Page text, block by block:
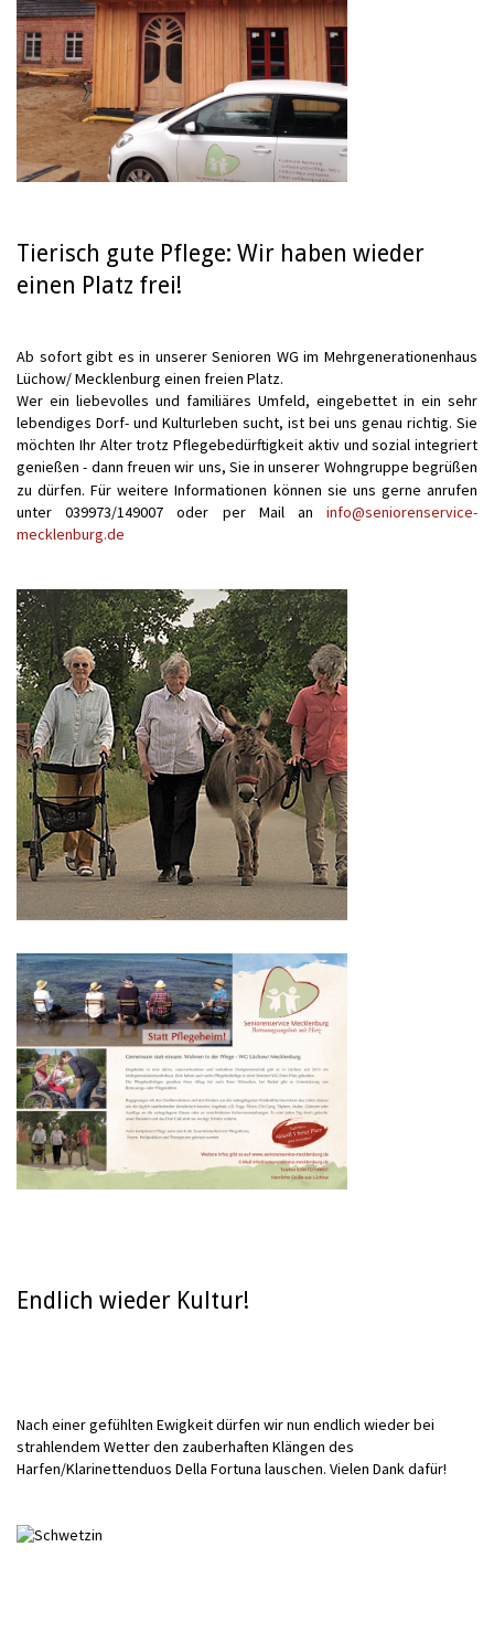
Tierisch gute Pflege: Wir haben wieder
einen Platz frei!
Ab sofort gibt es in unserer Senioren WG im Mehrgenerationenhaus
Lüchow/ Mecklenburg einen freien Platz.
Wer ein liebevolles und familiäres Umfeld, eingebettet in ein sehr
lebendiges Dorf- und Kulturleben sucht, ist bei uns genau richtig. Sie
möchten Ihr Alter trotz Pflegebedürftigkeit aktiv und sozial integriert
genießen - dann freuen wir uns, Sie in unserer Wohngruppe begrüßen
zu dürfen. Für weitere Informationen können sie uns gerne anrufen
unter 039973/149007 oder per Mail an info@seniorenservice-
mecklenburg.de
Endlich wieder Kultur!
Nach einer gefühlten Ewigkeit dürfen wir nun endlich wieder bei
strahlendem Wetter den zauberhaften Klängen des
Harfen/Klarinettenduos Della Fortuna lauschen. Vielen Dank dafür!